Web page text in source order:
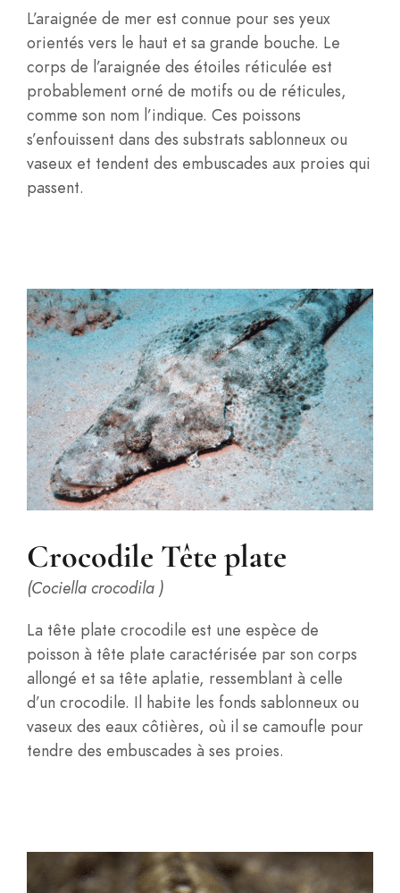
L’araignée de mer est connue pour ses yeux
orientés vers le haut et sa grande bouche. Le
corps de l’araignée des étoiles réticulée est
probablement orné de motifs ou de réticules,
comme son nom l’indique. Ces poissons
s’enfouissent dans des substrats sablonneux ou
vaseux et tendent des embuscades aux proies qui
passent.
Crocodile Tête plate
(Cociella crocodila )
La tête plate crocodile est une espèce de
poisson à tête plate caractérisée par son corps
allongé et sa tête aplatie, ressemblant à celle
d’un crocodile. Il habite les fonds sablonneux ou
vaseux des eaux côtières, où il se camoufle pour
tendre des embuscades à ses proies.